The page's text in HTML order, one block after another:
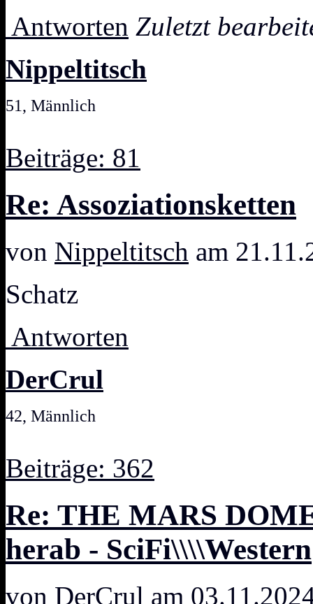
Antworten Zuletzt
Nippeltitsch
51, Männlich
Beiträge: 81
Re: Assoziationsketten
von Nippeltitsch am
Schatz
Antworten
DerCrul
42, Männlich
Beiträge: 362
Re: THE MARS
herab - SciFi\\\\Western
von DerCrul am